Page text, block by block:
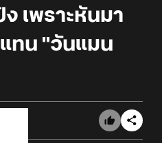
เพราะหันมา
แทน "วันแมน